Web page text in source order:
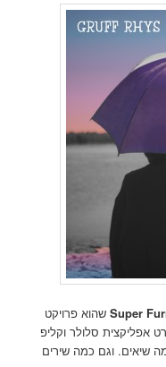
Super שהוא פרויקט
אפליקצית סלולר וקליפ
שיאים. וגם כמה שירים